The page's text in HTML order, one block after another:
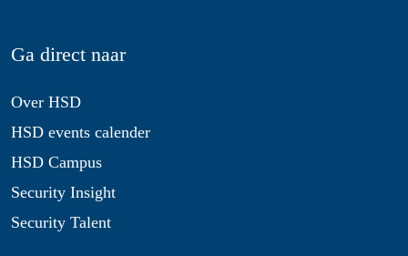
Ga direct naar
Over HSD
HSD events calender
HSD Campus
Security Insight
Security Talent